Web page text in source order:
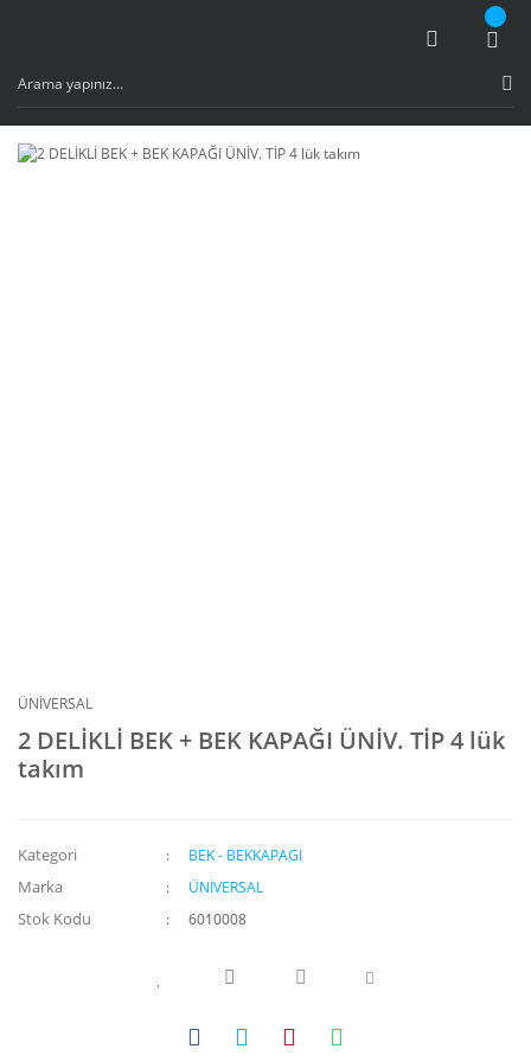
ÜNİVERSAL
2 DELİKLİ BEK + BEK KAPAĞI ÜNİV. TİP 4 lük
takım
Kategori BEK - BEKKAPAGI
Marka ÜNİVERSAL
Stok Kodu 6010008